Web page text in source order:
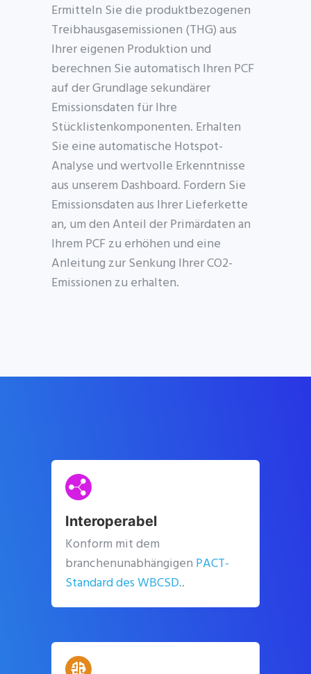
Ermitteln Sie die produktbezogenen
Treibhausgasemissionen (THG) aus
Ihrer eigenen Produktion und
berechnen Sie automatisch Ihren PCF
auf der Grundlage sekundärer
Emissionsdaten für Ihre
Stücklistenkomponenten. Erhalten
Sie eine automatische Hotspot-
Analyse und wertvolle Erkenntnisse
aus unserem Dashboard. Fordern Sie
Emissionsdaten aus Ihrer Lieferkette
an, um den Anteil der Primärdaten an
Ihrem PCF zu erhöhen und eine
Anleitung zur Senkung Ihrer CO2-
Emissionen zu erhalten.
Interoperabel
Konform mit dem
branchenunabhängigen PACT-
Standard des WBCSD..